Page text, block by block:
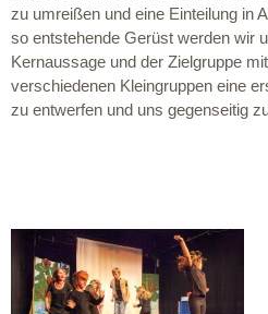
zu umreißen und eine Einteilung in
so entstehende Gerüst werden wir
Kernaussage und der Zielgruppe
verschiedenen Kleingruppen eine
zu entwerfen und uns gegenseitig